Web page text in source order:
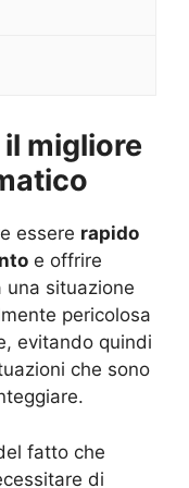
migliore
essere rapido
e offrire
una situazione
pericolosa
evitando quindi
che sono
fatto che
di